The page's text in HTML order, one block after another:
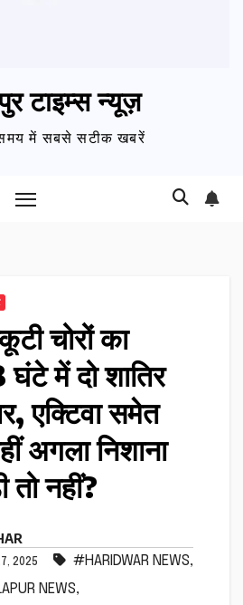
टाइम्स न्यूज़
में सबसे सटीक खबरें
चोरों का
में दो शातिर
एक्टिवा समेत
अगला निशाना
तो नहीं?
2025 #HARIDWAR NEWS,
NEWS,